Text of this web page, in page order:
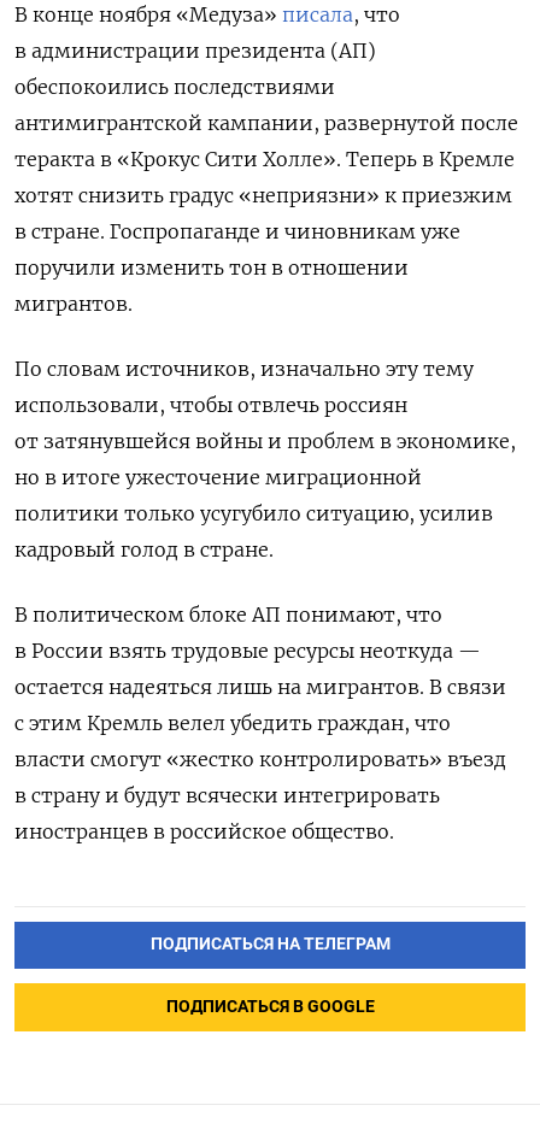
В конце ноября «Медуза» писала, что
в администрации президента (АП)
обеспокоились последствиями
антимигрантской кампании, развернутой после
теракта в «Крокус Сити Холле». Теперь в Кремле
хотят снизить градус «неприязни» к приезжим
в стране. Госпропаганде и чиновникам уже
поручили изменить тон в отношении
мигрантов.
По словам источников, изначально эту тему
использовали, чтобы отвлечь россиян
от затянувшейся войны и проблем в экономике,
но в итоге ужесточение миграционной
политики только усугубило ситуацию, усилив
кадровый голод в стране.
В политическом блоке АП понимают, что
в России взять трудовые ресурсы неоткуда —
остается надеяться лишь на мигрантов. В связи
с этим Кремль велел убедить граждан, что
власти смогут «жестко контролировать» въезд
в страну и будут всячески интегрировать
иностранцев в российское общество.
ПОДПИСАТЬСЯ НА ТЕЛЕГРАМ
ПОДПИСАТЬСЯ В GOOGLE